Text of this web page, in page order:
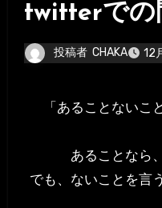
twitterでの
投稿者 CHAKA 12
「あることないこ
あることなら
でも、ないことを言